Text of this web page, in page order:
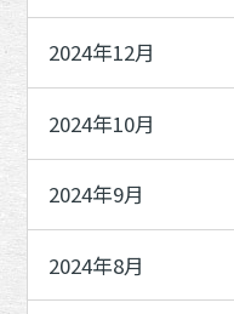
2024年12月
2024年10月
2024年9月
2024年8月